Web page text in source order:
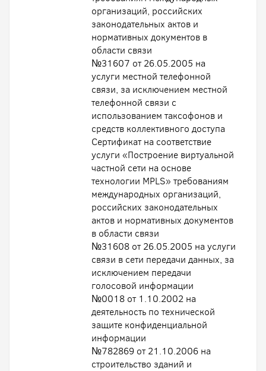
организаций, российских
законодательных актов и
нормативных документов в
области связи
№31607 от 26.05.2005 на
услуги местной телефонной
связи, за исключением местной
телефонной связи с
использованием таксофонов и
средств коллективного доступа
Сертификат на соответствие
услуги «Построение виртуальной
частной сети на основе
технологии MPLS» требованиям
международных организаций,
российских законодательных
актов и нормативных документов
в области связи
№31608 от 26.05.2005 на услуги
связи в сети передачи данных, за
исключением передачи
голосовой информации
№0018 от 1.10.2002 на
деятельность по технической
защите конфиденциальной
информации
№782869 от 21.10.2006 на
строительство зданий и